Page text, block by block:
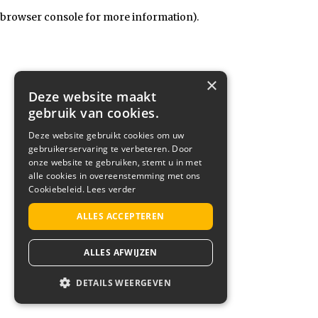
browser console for more information).
×
Deze website maakt
gebruik van cookies.
Deze website gebruikt cookies om uw
gebruikerservaring te verbeteren. Door
onze website te gebruiken, stemt u in met
alle cookies in overeenstemming met ons
Cookiebeleid. Lees verder
ALLES ACCEPTEREN
ALLES AFWIJZEN
DETAILS WEERGEVEN
STRIKT NOODZAKELIJK